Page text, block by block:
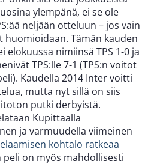
ylempänä, ei se ole
neljään otteluun – jos vain
huomioidaan. Tämän kauden
elokuussa nimiinsä TPS 1-0 ja
TPS:lle 7-1 (TPS:n voitot
Kaudella 2014 Inter voitti
mutta nyt sillä on siis
putki derbyistä.
Kupittaalla
ja varmuudella viimeinen
kohtalo ratkeaa
peli on myös mahdollisesti